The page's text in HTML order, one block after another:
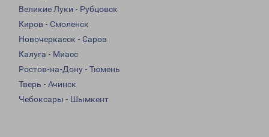
Великие Луки - Рубцовск
Киров - Смоленск
Новочеркасск - Саров
Калуга - Миасс
Ростов-на-Дону - Тюмень
Тверь - Ачинск
Чебоксары - Шымкент